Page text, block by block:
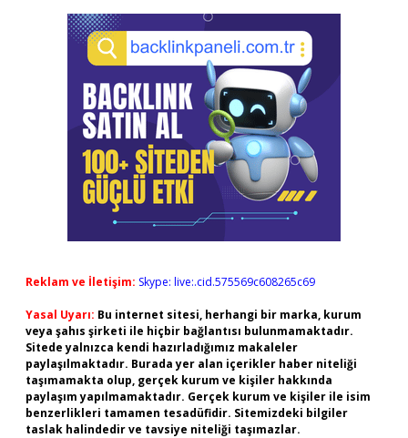
Reklam ve İletişim: Skype: live:.cid.575569c608265c69
Yasal Uyarı: Bu internet sitesi, herhangi bir marka, kurum
veya şahıs şirketi ile hiçbir bağlantısı bulunmamaktadır.
Sitede yalnızca kendi hazırladığımız makaleler
paylaşılmaktadır. Burada yer alan içerikler haber niteliği
taşımamakta olup, gerçek kurum ve kişiler hakkında
paylaşım yapılmamaktadır. Gerçek kurum ve kişiler ile isim
benzerlikleri tamamen tesadüfidir. Sitemizdeki bilgiler
taslak halindedir ve tavsiye niteliği taşımazlar.